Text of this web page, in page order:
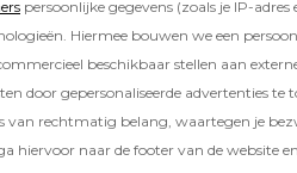
persoonlijke gegevens (zoals je IP-adres
Hiermee bouwen we een
beschikbaar stellen aan
door gepersonaliseerde advertenties te
van rechtmatig belang, waartegen je
hiervoor naar de footer van de website
alleen cadeautjes